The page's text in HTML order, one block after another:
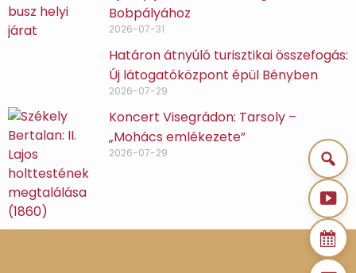
Bobpályához
2026-07-31
Határon átnyúló turisztikai összefogás:
Új látogatóközpont épül Bényben
2026-07-29
Koncert Visegrádon: Tarsoly –
„Mohács emlékezete”
2026-07-29